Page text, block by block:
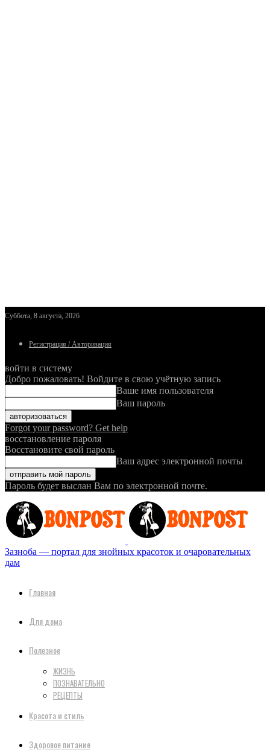
Суббота, 8 августа, 2026
Регистрация / Авторизация
войти в систему
Добро пожаловать! Войдите в свою учётную запись
Ваше имя пользователя
Ваш пароль
Forgot your password? Get help
восстановление пароля
Восстановите свой пароль
Ваш адрес электронной почты
Пароль будет выслан Вам по электронной почте.
Зазноба — портал для знойных красоток и очаровательных
дам
Главная
Для дома
Полезное
ЖИЗНЬ
ПОЗНАВАТЕЛЬНО
РЕЦЕПТЫ
Красота и стиль
Здоровое питание